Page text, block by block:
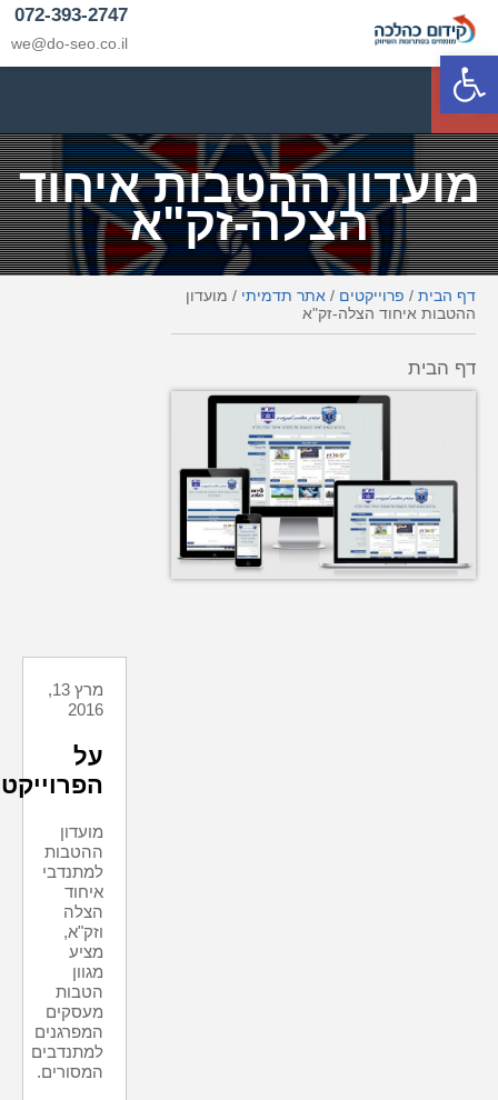
פתח סרגל נגישות
072-393-2747
we@do-seo.co.il
p
מועדון ההטבות איחוד
הצלה-זק"א
דף הבית / פרוייקטים / אתר תדמיתי / מועדון
ההטבות איחוד הצלה-זק"א
דף הבית
מרץ 13,
2016
על
הפרוייקט
מועדון
ההטבות
למתנדבי
איחוד
הצלה
וזק"א,
מציע
מגוון
הטבות
מעסקים
המפרגנים
למתנדבים
המסורים.